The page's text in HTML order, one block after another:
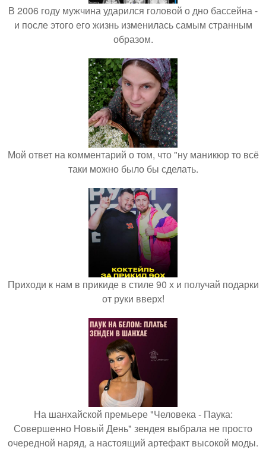
В 2006 году мужчина ударился головой о дно бассейна -
и после этого его жизнь изменилась самым странным
образом.
Мой ответ на комментарий о том, что "ну маникюр то всё
таки можно было бы сделать.
Приходи к нам в прикиде в стиле 90 х и получай подарки
от руки вверх!
На шанхайской премьере "Человека - Паука:
Совершенно Новый День" зендея выбрала не просто
очередной наряд, а настоящий артефакт высокой моды.